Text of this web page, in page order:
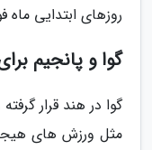
روزهای ابتدایی ماه
گوا و پانجیم
گوا در هند قرار
مثل ورزش های